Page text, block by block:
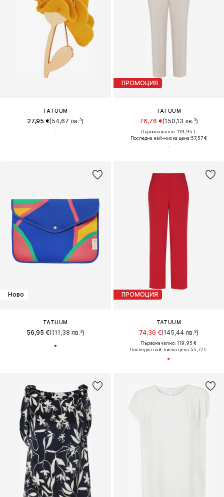
TATUUM
27,95 €(54,67 лв.³)
ПРОМОЦИЯ
TATUUM
76,76 €(150,13 лв.³)
Първоначално: 119,95 €
Последна най-ниска цена:57,57 €
Ново
TATUUM
56,95 €(111,38 лв.³)
ПРОМОЦИЯ
TATUUM
74,36 €(145,44 лв.³)
Първоначално: 119,95 €
Последна най-ниска цена:55,77 €